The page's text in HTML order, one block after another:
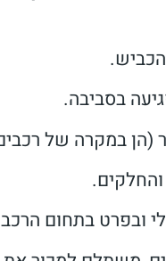
בסביבה.
(הן במקרה של
ובפרט בתחום